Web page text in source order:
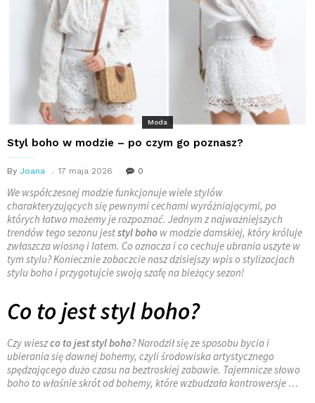
Moda
Styl boho w modzie – po czym go poznasz?
By Joana 17 maja 2026 0
We współczesnej modzie funkcjonuje wiele stylów
charakteryzujących się pewnymi cechami wyróżniającymi, po
których łatwo możemy je rozpoznać. Jednym z najważniejszych
trendów tego sezonu jeststyl boho w modzie damskiej, który króluje
zwłaszcza wiosną i latem. Co oznacza i co cechuje ubrania uszyte w
tym stylu? Koniecznie zobaczcie nasz dzisiejszy wpis o stylizacjach
stylu boho i przygotujcie swoją szafę na bieżący sezon!
Co to jest styl boho?
Czy wieszco to jest styl boho? Narodził się ze sposobu bycia i
ubierania się dawnej bohemy, czyli środowiska artystycznego
spędzającego dużo czasu na beztroskiej zabawie. Tajemnicze słowo
boho to właśnie skrót od bohemy, które wzbudzała kontrowersje …